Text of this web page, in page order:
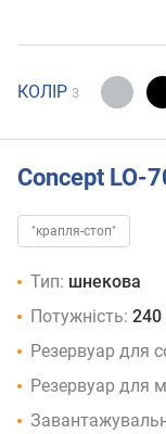
КОЛІР 3
Concept LO-
"крапля-стоп"
Тип: шнекова
Потужність: 240
Резервуар для
Резервуар для